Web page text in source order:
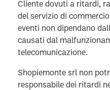
Cliente dovuti a ritardi,
del servizio di
eventi non dipendano
causati dal
telecomunicazione.
Shopiemonte srl non
responsabile dei ritardi